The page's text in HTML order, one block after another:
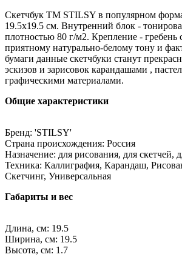
Скетчбук ТМ STILSY в популярном
19.5х19.5 см. Внутренний блок -
плотностью 80 г/м2. Крепление - гребень
приятному натурально-белому тону и
бумаги данные скетчбуки станут
эскизов и зарисовок карандашами ,
графическими материалами.
Общие характеристики
Бренд: 'STILSY'
Страна происхождения: Россия
Назначение: для рисования, для скетчей,
Техника: Каллиграфия, Карандаш,
Скетчинг, Универсальная
Габариты и вес
Длина, см: 19.5
Ширина, см: 19.5
Высота, см: 1.7